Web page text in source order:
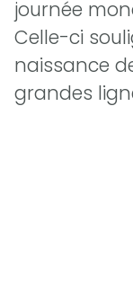
journée
Celle-ci
naissance
grandes